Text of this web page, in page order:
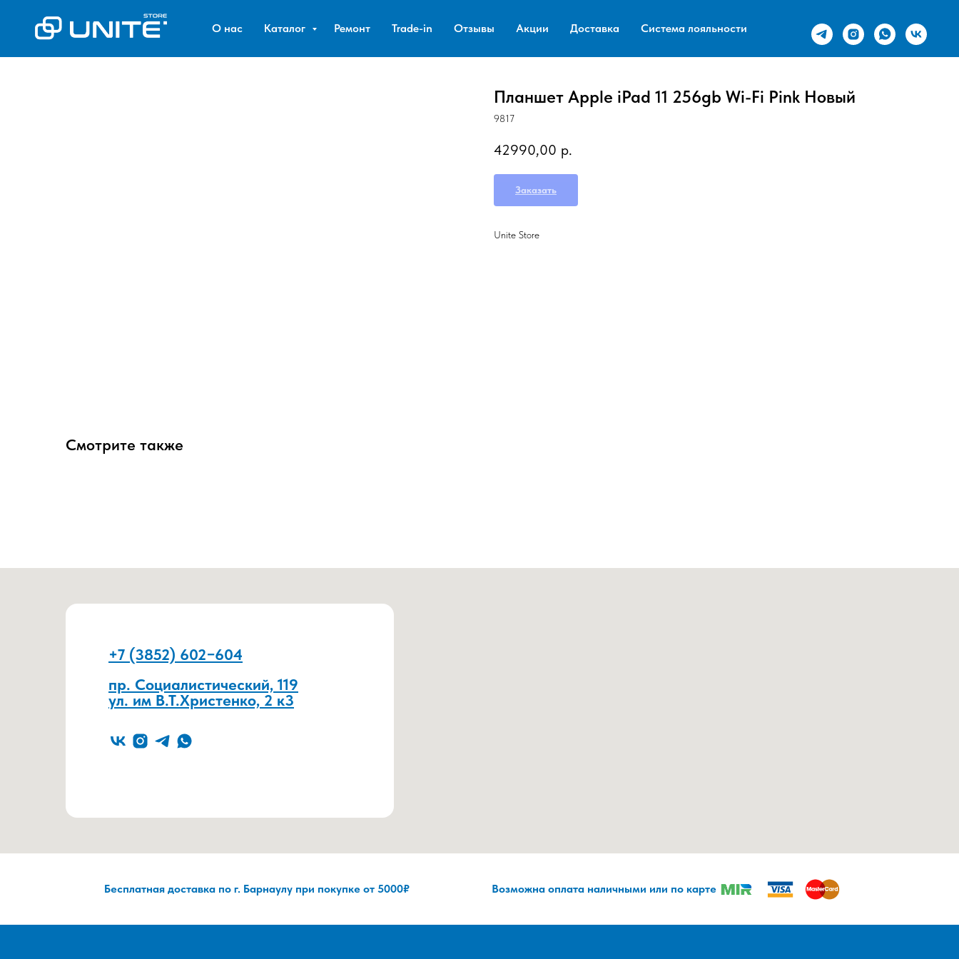
О нас Каталог Ремонт Trade-in Отзывы Акции Доставка Система лояльности
Планшет Apple iPad 11 256gb Wi-Fi Pink Новый
9817
42990,00 р.
Заказать
Unite Store
Смотрите также
+7 (3852) 602−604
пр. Социалистический, 119
ул. им В.Т.Христенко, 2 к3
Возможна оплата наличными или по карте
Бесплатная доставка по г. Барнаулу при покупке от 5000₽